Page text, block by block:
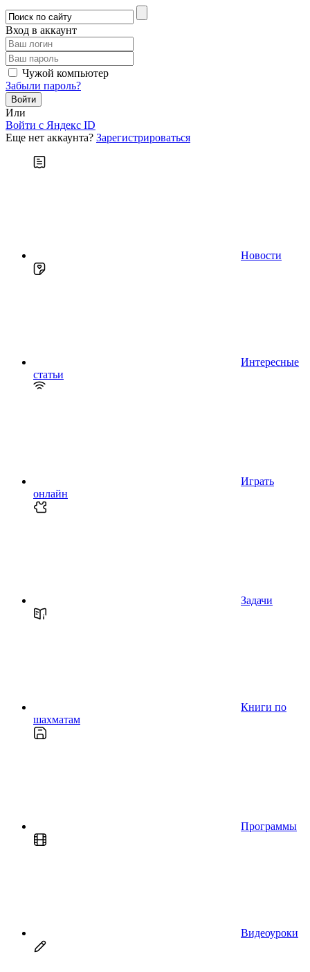
Вход в аккаунт
Чужой компьютер
Забыли пароль?
Или
Войти c Яндекс ID
Еще нет аккаунта? Зарегистрироваться
Новости
Интересные
статьи
Играть
онлайн
Задачи
Книги по
шахматам
Программы
Видеоуроки